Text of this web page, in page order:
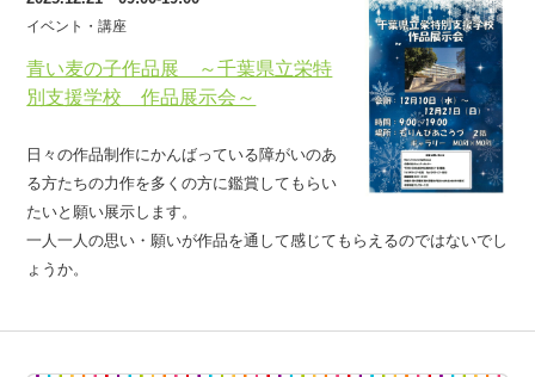
青い麦の子作品展 ～千葉県立栄特
別支援学校 作品展示会～
イベント・講座
日々の作品制作にかんばっている障がいのあ
る方たちの力作を多くの方に鑑賞してもらい
たいと願い展示します。
一人一人の思い・願いが作品を通して感じてもらえるのではないでし
ょうか。